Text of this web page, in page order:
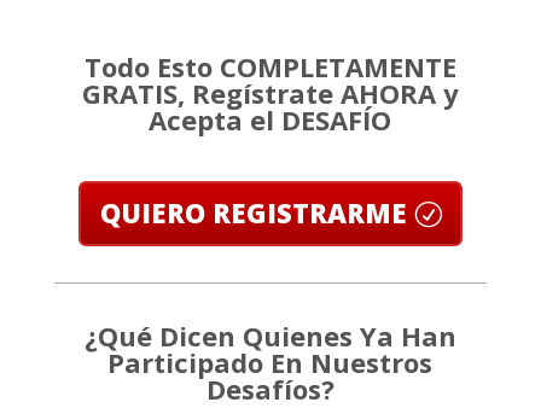
Todo Esto COMPLETAMENTE
GRATIS, Regístrate AHORA y
Acepta el DESAFÍO
QUIERO REGISTRARME
¿Qué Dicen Quienes Ya Han
Participado En Nuestros
Desafíos?